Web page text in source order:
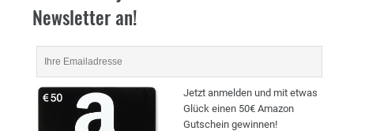
Newsletter an!
Jetzt anmelden und mit etwas
Glück einen 50€ Amazon
Gutschein gewinnen!